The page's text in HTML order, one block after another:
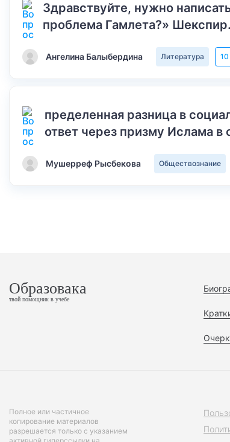
Здравствуйте, нужно
проблема Гамлета?»
Ангелина Балыбердина Литература
пределенная разница в
ответ через призму Ислама в
Мушерреф Рысбекова Обществознание
Образовака
твой помощник в учебе
Полное или частичное
копирование материалов
разрешается только с указанием